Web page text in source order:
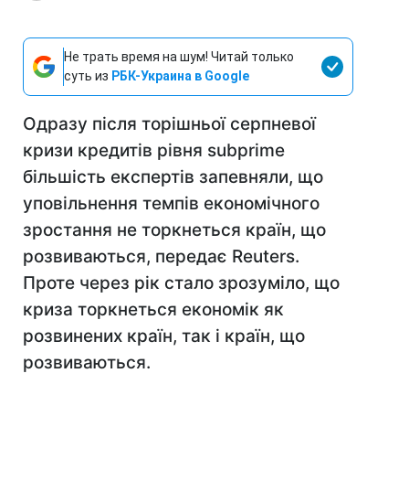
Не трать время на шум! Читай только
суть из РБК-Украина в Google
Одразу після торішньої серпневої
кризи кредитів рівня subprime
більшість експертів запевняли, що
уповільнення темпів економічного
зростання не торкнеться країн, що
розвиваються, передає Reuters.
Проте через рік стало зрозуміло, що
криза торкнеться економік як
розвинених країн, так і країн, що
розвиваються.